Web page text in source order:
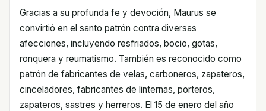
Gracias a su profunda fe y devoción, Maurus se
convirtió en el santo patrón contra diversas
afecciones, incluyendo resfriados, bocio, gotas,
ronquera y reumatismo. También es reconocido como
patrón de fabricantes de velas, carboneros, zapateros,
cinceladores, fabricantes de linternas, porteros,
zapateros, sastres y herreros. El 15 de enero del año